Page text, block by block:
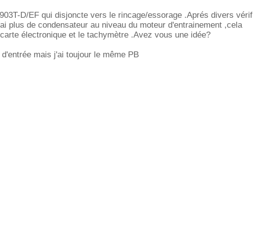
D/EF qui disjoncte vers le rincage/essorage .Aprés divers vérif
plus de condensateur au niveau du moteur d'entrainement ,cela
électronique et le tachymètre .Avez vous une idée?
mais j'ai toujour le même PB